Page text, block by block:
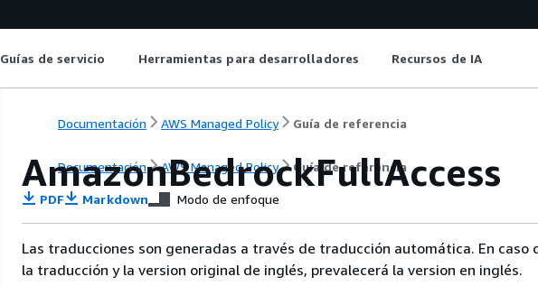
Guías de servicio Herramientas para desarrolladores Recursos de IA
Documentación AWS Managed Policy Guía de referencia
Documentación AWS Managed Policy Guía de referencia
AmazonBedrockFullAccess
PDF Markdown Modo de enfoque
Las traducciones son generadas a través de traducción automática. En
la traducción y la version original de inglés, prevalecerá la version en inglés.